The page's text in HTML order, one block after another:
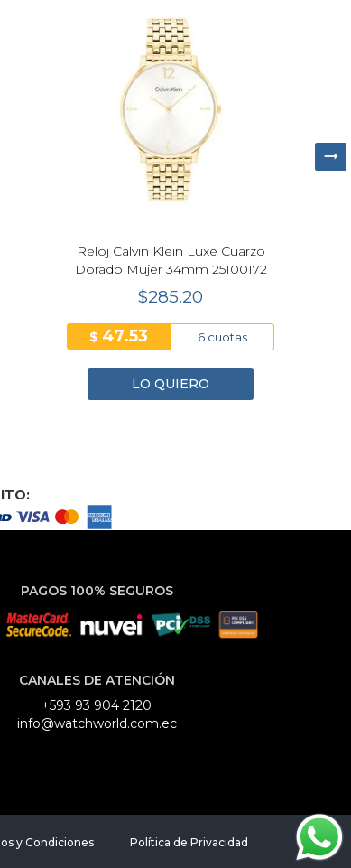
Reloj Calvin Klein Luxe Cuarzo
Dorado Mujer 34mm 25100172
$285.20
$ 47.53 6 cuotas
LO QUIERO
PAGOS 100% SEGUROS
CANALES DE ATENCIÓN
+593 93 904 2120
info@watchworld.com.ec
y Condiciones Política de Privacidad